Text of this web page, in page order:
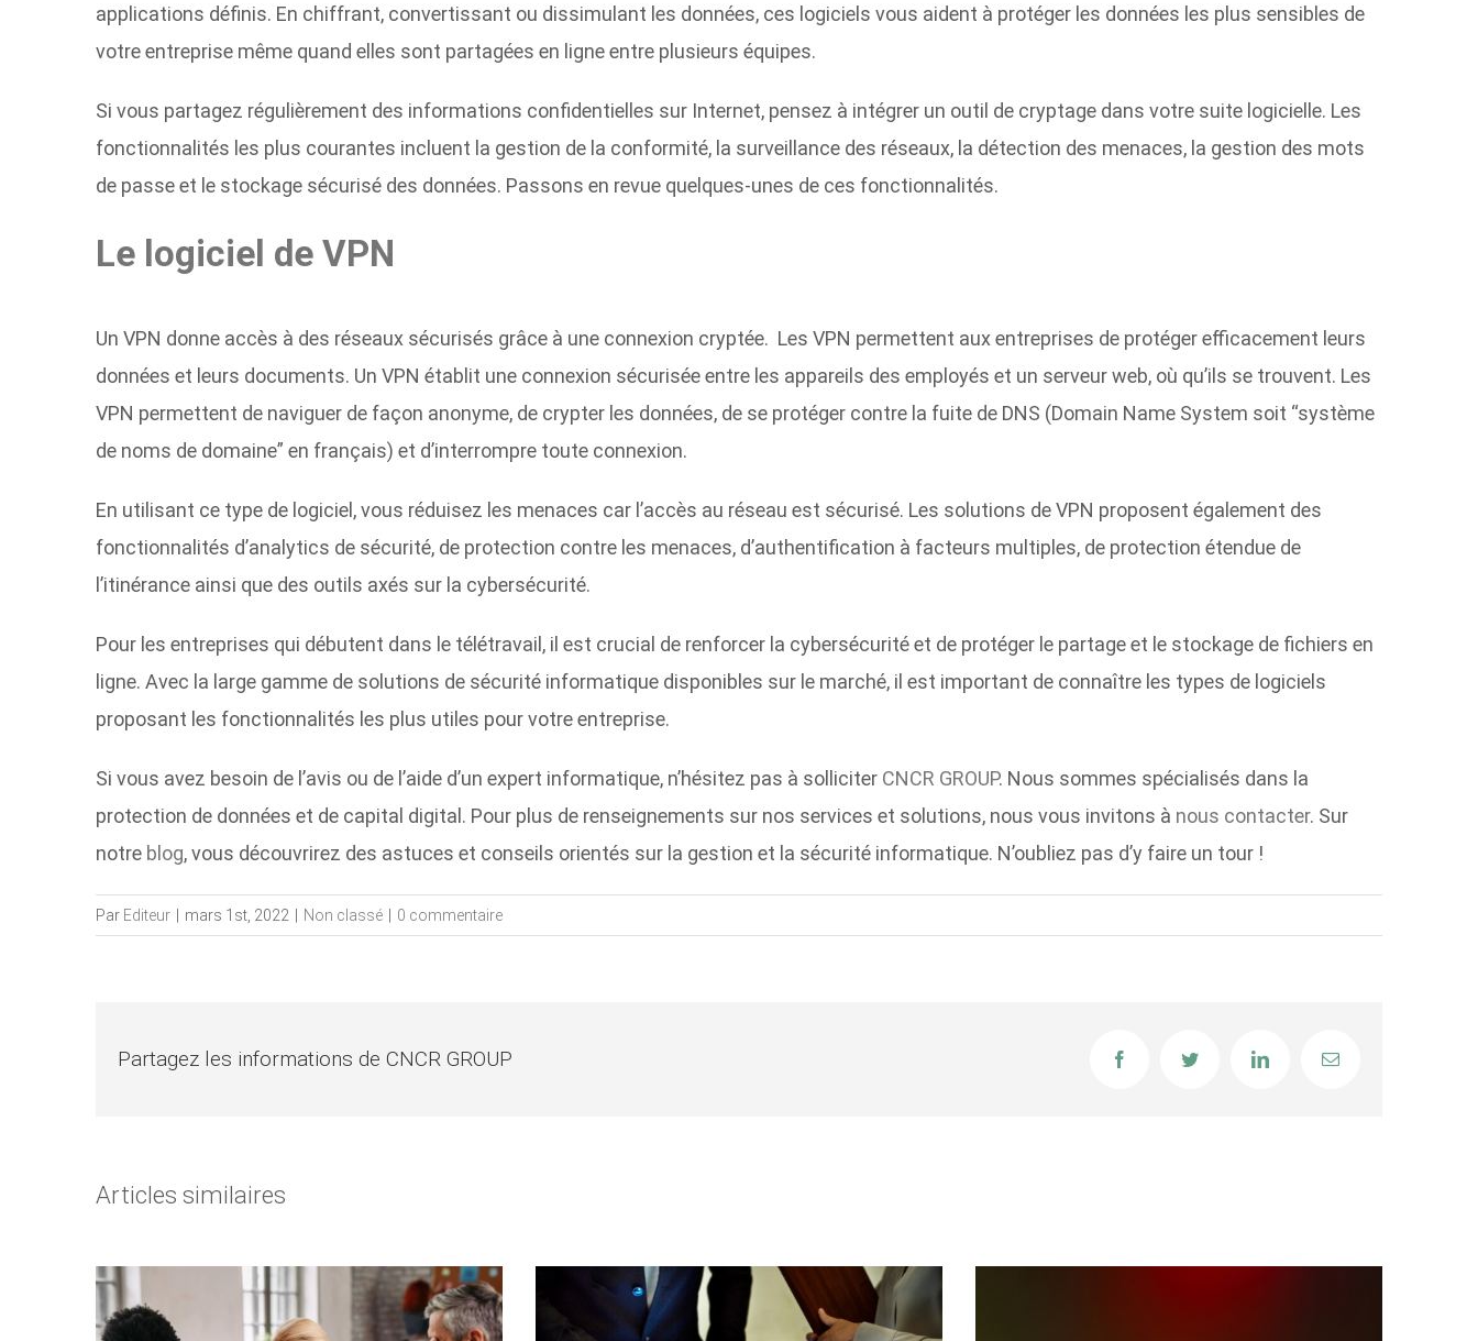
applications définis. En chiffrant, convertissant ou dissimulant les données, ces logiciels vous aident à protéger les données les plus sensibles de
votre entreprise même quand elles sont partagées en ligne entre plusieurs équipes.
Si vous partagez régulièrement des informations confidentielles sur Internet, pensez à intégrer un outil de cryptage dans votre suite logicielle. Les
fonctionnalités les plus courantes incluent la gestion de la conformité, la surveillance des réseaux, la détection des menaces, la gestion des mots
de passe et le stockage sécurisé des données. Passons en revue quelques-unes de ces fonctionnalités.
Le logiciel de VPN
Un VPN donne accès à des réseaux sécurisés grâce à une connexion cryptée. Les VPN permettent aux entreprises de protéger efficacement leurs
données et leurs documents. Un VPN établit une connexion sécurisée entre les appareils des employés et un serveur web, où qu’ils se trouvent. Les
VPN permettent de naviguer de façon anonyme, de crypter les données, de se protéger contre la fuite de DNS (Domain Name System soit “système
de noms de domaine” en français) et d’interrompre toute connexion.
En utilisant ce type de logiciel, vous réduisez les menaces car l’accès au réseau est sécurisé. Les solutions de VPN proposent également des
fonctionnalités d’analytics de sécurité, de protection contre les menaces, d’authentification à facteurs multiples, de protection étendue de
l’itinérance ainsi que des outils axés sur la cybersécurité.
Pour les entreprises qui débutent dans le télétravail, il est crucial de renforcer la cybersécurité et de protéger le partage et le stockage de fichiers en
ligne. Avec la large gamme de solutions de sécurité informatique disponibles sur le marché, il est important de connaître les types de logiciels
proposant les fonctionnalités les plus utiles pour votre entreprise.
Si vous avez besoin de l’avis ou de l’aide d’un expert informatique, n’hésitez pas à solliciter CNCR GROUP. Nous sommes spécialisés dans la
protection de données et de capital digital. Pour plus de renseignements sur nos services et solutions, nous vous invitons à nous contacter. Sur
notre blog, vous découvrirez des astuces et conseils orientés sur la gestion et la sécurité informatique. N’oubliez pas d’y faire un tour !
Par Editeur mars 1st, 2022 Non classé 0 commentaire
Partagez les informations de CNCR GROUP FacebookTwitter LinkedIn Email
Articles similaires